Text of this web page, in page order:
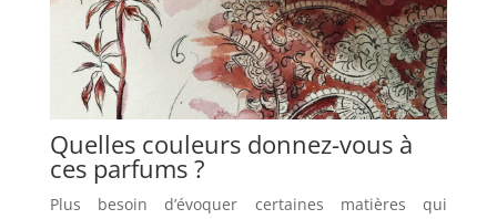
Quelles couleurs donnez-vous à
ces parfums ?
Plus besoin d’évoquer certaines matières qui